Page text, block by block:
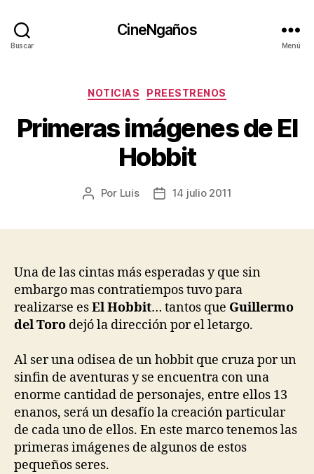
Buscar
CineNgaños
Menú
Categorías
NOTICIAS PREESTRENOS
Primeras imágenes de El
Hobbit
Autor
Por Luis
Fecha14 julio 2011
Una de las cintas más esperadas y que sin
embargo mas contratiempos tuvo para
realizarse esEl Hobbit… tantos que Guillermo
del Toro dejó la dirección por el letargo.
Al ser una odisea de un hobbit que cruza por un
sinfin de aventuras y se encuentra con una
enorme cantidad de personajes, entre ellos 13
enanos, será un desafío la creación particular
de cada uno de ellos. En este marco tenemos las
primeras imágenes de algunos de estos
pequeños seres.